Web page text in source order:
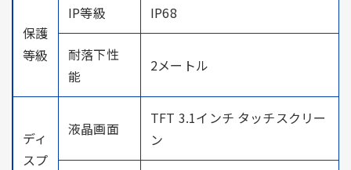
保護
等級
IP等級 IP68
耐落下性
能
2メートル
ディ
スプ
液晶画面
TFT 3.1インチ タッチスクリー
ン